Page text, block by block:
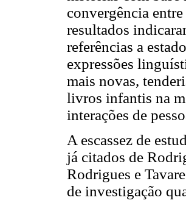
convergência
resultados
referências a
expressões
mais novas,
livros infantis na
interações de
A escassez de
já citados de
Rodrigues e
de investigação